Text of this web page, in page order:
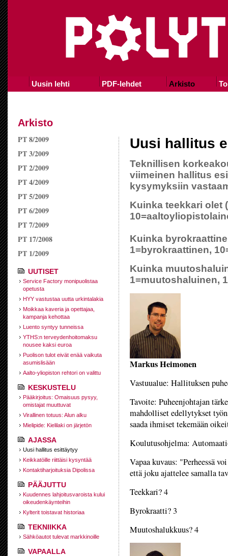
Uusin lehti PDF-lehdet Arkisto
Arkisto
PT 8/2009
PT 3/2009
PT 2/2009
PT 4/2009
PT 5/2009
PT 6/2009
PT 7/2009
PT 17/2008
PT 1/2009
UUTISET
Service Factory monipuolistaa
opetusta
HYY vastustaa uutta urkintalakia
Moikkaa kaveria ja opettajaa,
kampanja kehottaa
Luento syntyy tunneissa
YTHS:n terveydenhoitomaksu
nousee kaksi euroa
Puolison tulot eivät enää vaikuta
asumislisään
Aalto-yliopiston rehtori on valittu
KESKUSTELU
Pääkirjoitus: Omaisuus pysyy,
omistajat muuttuvat
Virallinen totuus: Alun alku
Mielipide: Kielilaki on järjetön
AJASSA
Uusi hallitus esittäytyy
Keikkatöille riittäisi kysyntää
Kontaktiharjoituksia Dipolissa
PÄÄJUTTU
Kuudennes lahjoitusvaroista kului
oikeudenkäynteihin
Kylterit toistavat historiaa
TEKNIIKKA
Sähköautot tulevat markkinoille
VAPAALLA
Uusi hallitus
Teknillisen
viimeinen hallitus
kysymyksiin
Kuinka teekkari olet
Kuinka
1=byrokraattinen,
Kuinka
1=muutoshaluinen,
Markus Heimonen
Vastuualue: Hallituksen
Tavoite: Puheenjohtajan
mahdolliset edellytykset
saada ihmiset tekemään
Koulutusohjelma:
Vapaa kuvaus: "Perheessä
että joku ajattelee samalla
Teekkari? 4
Byrokraatti? 3
Muutoshalukkuus? 4